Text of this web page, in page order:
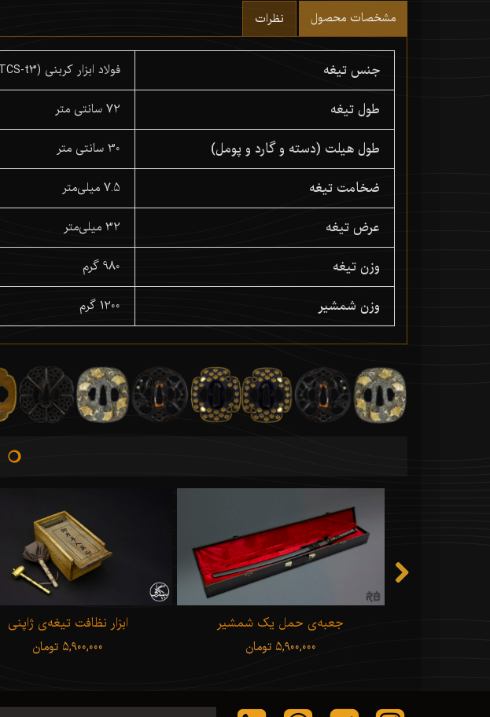
مشخصات محصول نظرات
جنس تیغه فولاد ابزار کربنی (TCS-t3)
طول تیغه 72 سانتی متر
طول هیلت (دسته و گارد و پومل) 30 سانتی متر
ضخامت تیغه 7.5 میلی‌متر
عرض تیغه 32 میلی‌متر
وزن تیغه 980 گرم
وزن شمشیر 1200 گرم
ابزار نظافت تیغه‌ی ژاپنی
۵,۹۰۰,۰۰۰ تومان
جعبه‌ی حمل یک شمشیر
۵,۹۰۰,۰۰۰ تومان